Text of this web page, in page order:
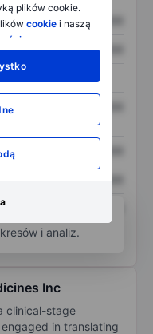
plików cookie.
cookiei nasząXXXXXXX
XXXXXXX
i analiz.
Inc
clinical-stage
in translating